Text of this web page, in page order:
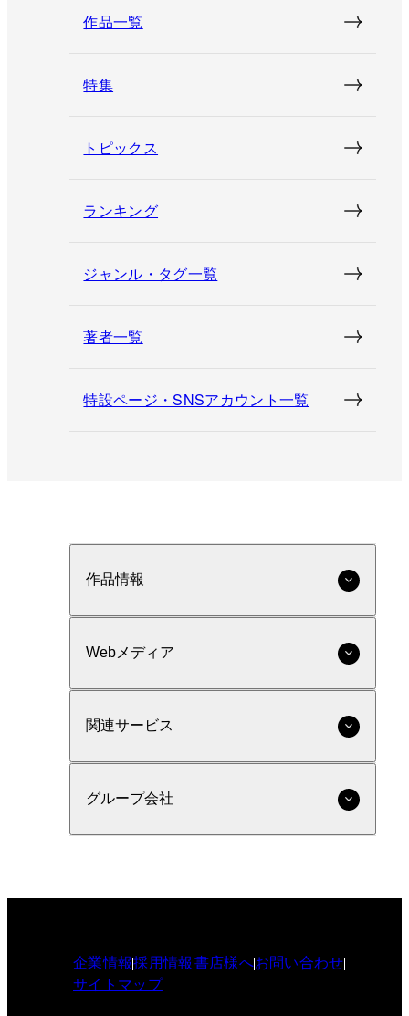
作品一覧
特集
トピックス
ランキング
ジャンル・タグ一覧
著者一覧
特設ページ・SNSアカウント一覧
作品情報
Webメディア
関連サービス
グループ会社
企業情報採用情報書店様へお問い合わせ
サイトマップ